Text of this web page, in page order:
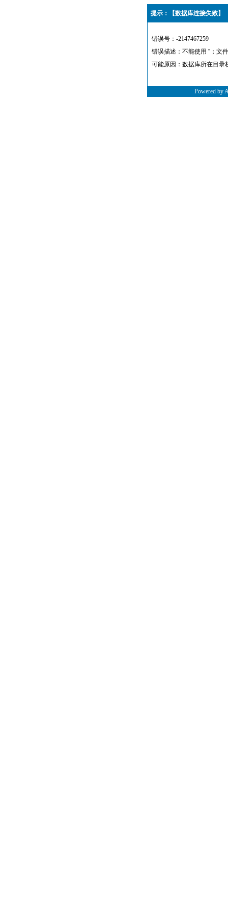
提示：【数据库连接失败】
错误号：-2147467259
错误描述：不能使用 ''；文
可能原因：数据库所在目录
Powered by